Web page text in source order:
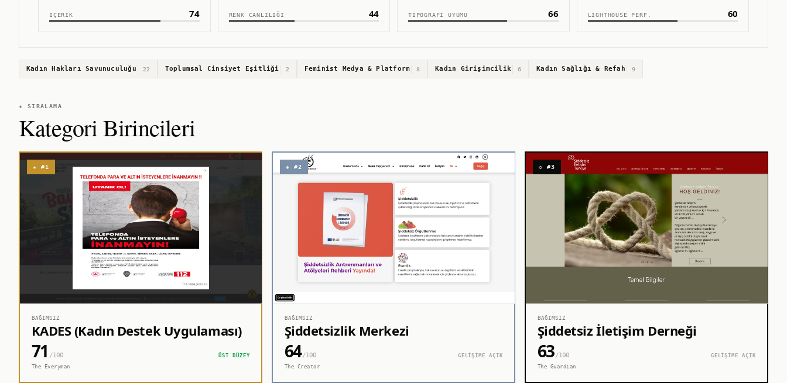
İÇERIK 74 RENK CANLILIĞI 44 TIPOGRAFI UYUMU 66 LIGHTHOUSE PERF. 60
Kadın Hakları Savunuculuğu 22 Toplumsal Cinsiyet Eşitliği 2 Feminist Medya & Platform 8 Kadın Girişimcilik 6 Kadın Sağlığı & Refah 9
★ SIRALAMA
Kategori Birincileri
★ #1
BAĞIMSIZ
KADES (Kadın Destek Uygulaması)
71 /100
ÜST DÜZEY
The Everyman
◈ #2
BAĞIMSIZ
Şiddetsizlik Merkezi
64/100
GELİŞİME AÇIK
The Creator
◇ #3
BAĞIMSIZ
Şiddetsiz İletişim Derneği
63/100
GELİŞİME AÇIK
The Guardian